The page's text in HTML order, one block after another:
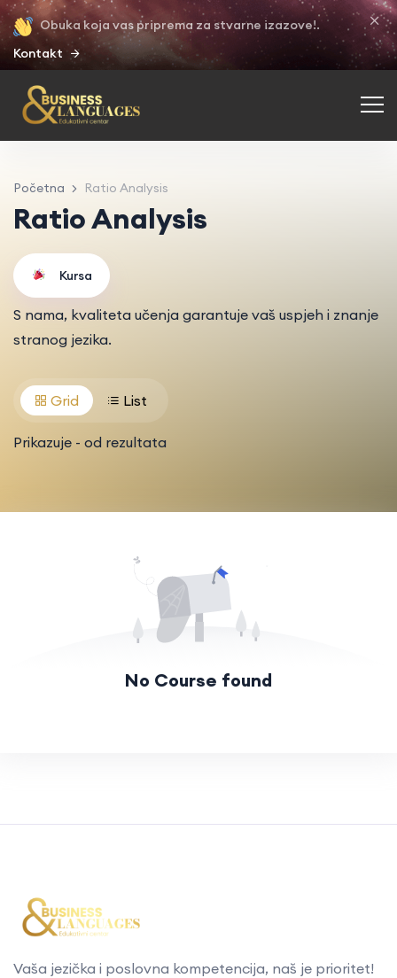
Obuka koja vas priprema za stvarne izazove!.
Kontakt
Početna Ratio Analysis
Ratio Analysis
Kursa
S nama, kvaliteta učenja garantuje vaš uspjeh i znanje
stranog jezika.
Grid List
Prikazuje - od rezultata
No Course found
Vaša jezička i poslovna kompetencija, naš je prioritet!